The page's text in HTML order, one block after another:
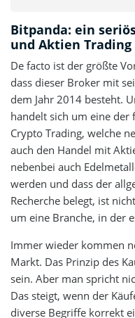
4 Sterne
3 Sterne
2 Sterne
1 Stern
Bitpanda: ein
und Aktien Trading
De facto ist der größte
dass dieser Broker mit
dem Jahr 2014 besteht.
handelt sich um eine
Crypto Trading, welche
auch den Handel mit
nebenbei auch
werden und dass der
Recherche belegt, ist
um eine Branche, in der
Immer wieder kommen
Markt. Das Prinzip des
sein. Aber man spricht
Das steigt, wenn der
diverse Begriffe korrekt